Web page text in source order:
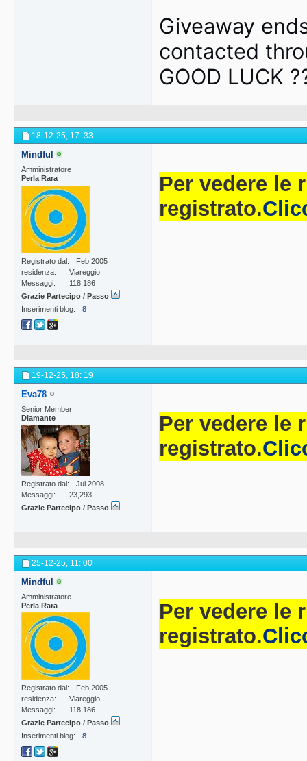
Giveaway
contacted
GOOD LUCK
18-12-25, 17: 33
Mindful
Amministratore
Perla Rara
Registrato dal
Feb 2005
residenza
Viareggio
Messaggi
118,186
Grazie Partecipo / Passo
Inserimenti blog
8
Per vedere le
registrato.
19-12-25, 18: 19
Eva78
Senior Member
Diamante
Registrato dal
Jul 2008
Messaggi
23,293
Grazie Partecipo / Passo
Per vedere le
registrato.
25-12-25, 11: 00
Mindful
Amministratore
Perla Rara
Registrato dal
Feb 2005
residenza
Viareggio
Messaggi
118,186
Grazie Partecipo / Passo
Inserimenti blog
8
Per vedere le
registrato.